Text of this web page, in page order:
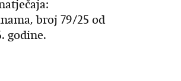
broj 79/25 od
godine.